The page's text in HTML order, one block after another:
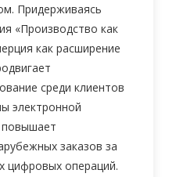
Придерживаясь
«Производство как
как расширение
среди клиентов
электронной
повышает
заказов за
цифровых операций.